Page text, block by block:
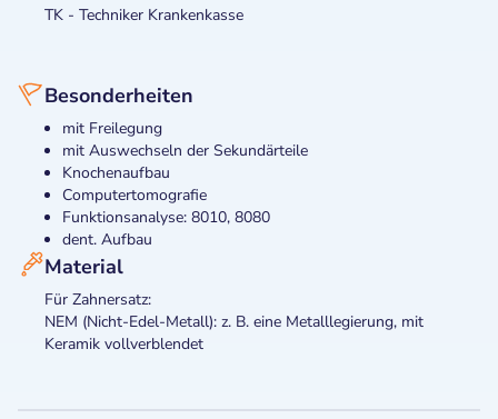
TK - Techniker Krankenkasse
Besonderheiten
mit Freilegung
mit Auswechseln der Sekundärteile
Knochenaufbau
Computertomografie
Funktionsanalyse: 8010, 8080
dent. Aufbau
Material
Für Zahnersatz:
NEM (Nicht-Edel-Metall): z. B. eine Metalllegierung, mit
Keramik vollverblendet